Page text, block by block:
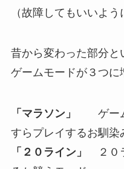
（故障してもいいよう
昔から変わった部分と
ゲームモードが３つに
「マラソン」
ゲーム
すらプレイするお馴染
「２０ライン」
２０